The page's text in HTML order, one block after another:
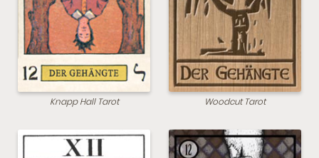
Knapp Hall Tarot Woodcut Tarot